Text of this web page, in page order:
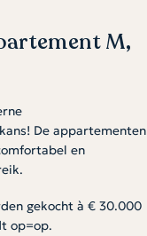
M,
De appartementen
en
gekocht à € 30.000
op=op.